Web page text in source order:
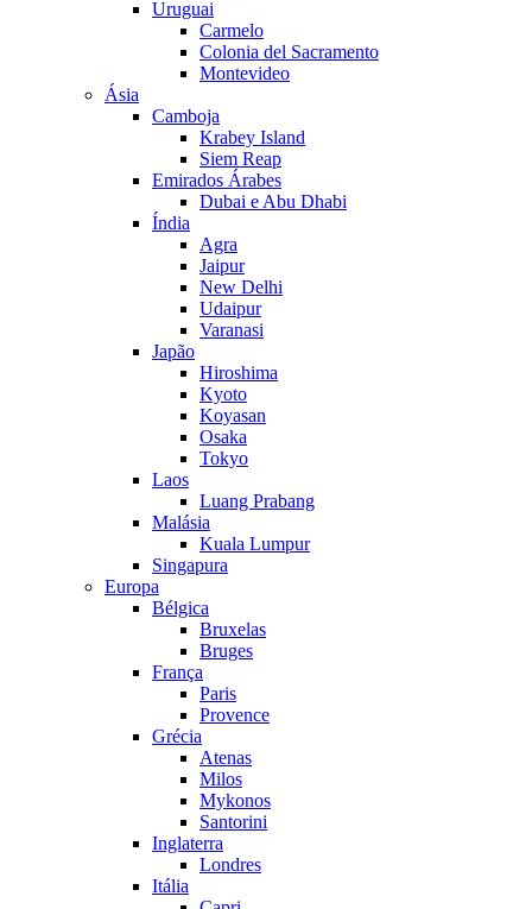
Uruguai
Carmelo
Colonia del Sacramento
Montevideo
Ásia
Camboja
Krabey Island
Siem Reap
Emirados Árabes
Dubai e Abu Dhabi
Índia
Agra
Jaipur
New Delhi
Udaipur
Varanasi
Japão
Hiroshima
Kyoto
Koyasan
Osaka
Tokyo
Laos
Luang Prabang
Malásia
Kuala Lumpur
Singapura
Europa
Bélgica
Bruxelas
Bruges
França
Paris
Provence
Grécia
Atenas
Milos
Mykonos
Santorini
Inglaterra
Londres
Itália